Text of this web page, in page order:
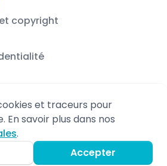
copyright
par Stageo.eu
légales
responsabilité
de confidentialité
et traceurs pour
En savoir plus dans nos
.
Accepter